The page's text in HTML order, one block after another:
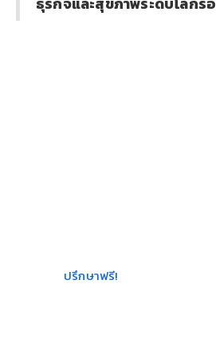
ปรึกษาฟรี!